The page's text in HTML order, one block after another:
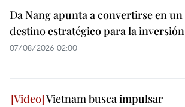
Da Nang apunta a convertirse en un
destino estratégico para la inversión
07/08/2026 02:00
Vietnam busca impulsar